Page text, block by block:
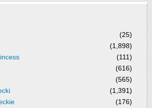
(25)
(1,898)
(111)
(616)
(565)
(1,391)
(176)